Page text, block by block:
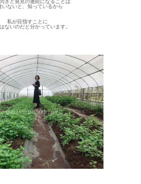
きと発見の連続になることは
いないと、知っているから
私が目指すことに
ないのだと分かっています。